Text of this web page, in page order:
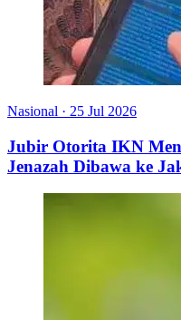
Nasional · 25 Jul 2026
Jubir Otorita IKN
Jenazah Dibawa ke